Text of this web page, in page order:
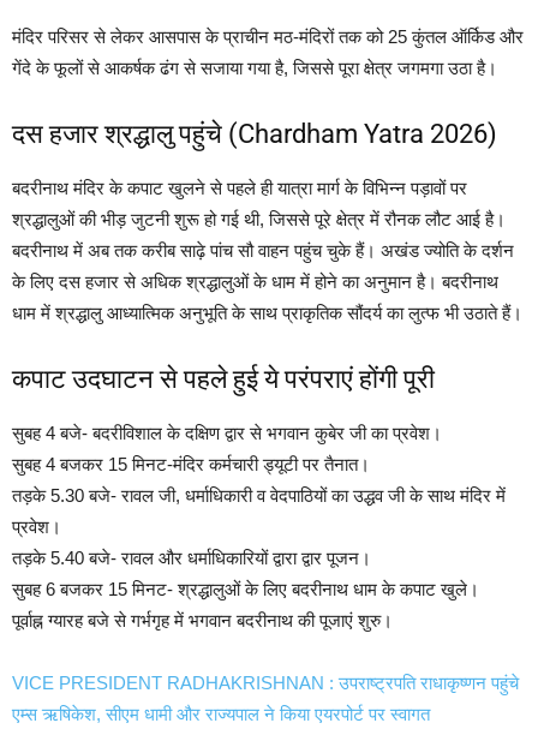
मंदिर परिसर से लेकर आसपास के प्राचीन मठ-मंदिरों तक को 25 कुंतल ऑर्किड और
गेंदे के फूलों से आकर्षक ढंग से सजाया गया है, जिससे पूरा क्षेत्र जगमगा उठा है।
दस हजार श्रद्धालु पहुंचे (Chardham Yatra 2026)
बदरीनाथ मंदिर के कपाट खुलने से पहले ही यात्रा मार्ग के विभिन्न पड़ावों पर
श्रद्धालुओं की भीड़ जुटनी शुरू हो गई थी, जिससे पूरे क्षेत्र में रौनक लौट आई है।
बदरीनाथ में अब तक करीब साढ़े पांच सौ वाहन पहुंच चुके हैं। अखंड ज्योति के दर्शन
के लिए दस हजार से अधिक श्रद्धालुओं के धाम में होने का अनुमान है। बदरीनाथ
धाम में श्रद्धालु आध्यात्मिक अनुभूति के साथ प्राकृतिक सौंदर्य का लुत्फ भी उठाते हैं।
कपाट उदघाटन से पहले हुई ये परंपराएं होंगी पूरी
सुबह 4 बजे- बदरीविशाल के दक्षिण द्वार से भगवान कुबेर जी का प्रवेश।
सुबह 4 बजकर 15 मिनट-मंदिर कर्मचारी ड्यूटी पर तैनात।
तड़के 5.30 बजे- रावल जी, धर्माधिकारी व वेदपाठियों का उद्धव जी के साथ मंदिर में
प्रवेश।
तड़के 5.40 बजे- रावल और धर्माधिकारियों द्वारा द्वार पूजन।
सुबह 6 बजकर 15 मिनट- श्रद्धालुओं के लिए बदरीनाथ धाम के कपाट खुले।
पूर्वाह्न ग्यारह बजे से गर्भगृह में भगवान बदरीनाथ की पूजाएं शुरु।
VICE PRESIDENT RADHAKRISHNAN : उपराष्ट्रपति राधाकृष्णन पहुंचे
एम्स ऋषिकेश, सीएम धामी और राज्यपाल ने किया एयरपोर्ट पर स्वागत